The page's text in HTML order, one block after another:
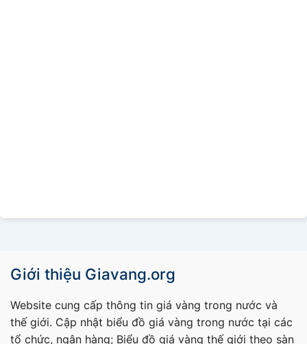
Giới thiệu Giavang.org
Website cung cấp thông tin giá vàng trong nước và
thế giới. Cập nhật biểu đồ giá vàng trong nước tại các
tổ chức, ngân hàng; Biểu đồ giá vàng thế giới theo sàn